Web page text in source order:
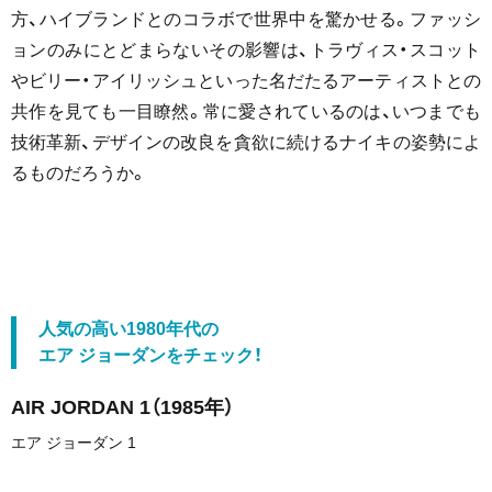
方、ハイブランドとのコラボで世界中を驚かせる。ファッシ
ョンのみにとどまらないその影響は、トラヴィス・スコット
やビリー・アイリッシュといった名だたるアーティストとの
共作を見ても一目瞭然。常に愛されているのは、いつまでも
技術革新、デザインの改良を貪欲に続けるナイキの姿勢によ
るものだろうか。
人気の高い1980年代の
エア ジョーダンをチェック！
AIR JORDAN 1（1985年）
エア ジョーダン 1